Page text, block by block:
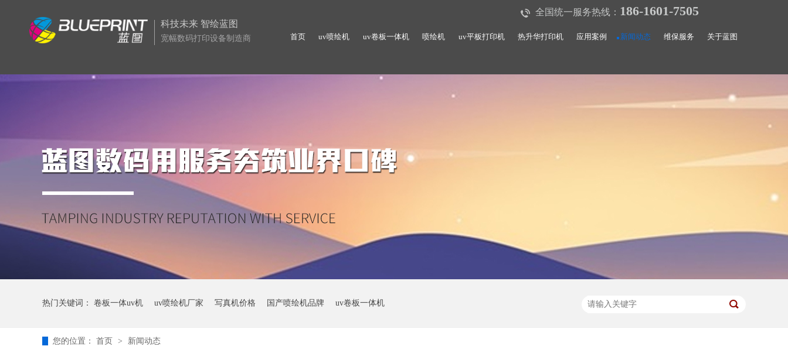
科技未来 智绘蓝图
宽幅数码打印设备制造商
全国统一服务热线： 186-1601-7505
首页 uv喷绘机 uv卷板一体机 喷绘机 uv平板打印机 热升华打印机 应用案例 新闻动态 维保服务 关于蓝图
热门关键词： 卷板一体uv机 uv喷绘机厂家 写真机价格 国产喷绘机品牌 uv卷板一体机
您的位置： 首页 > 新闻动态